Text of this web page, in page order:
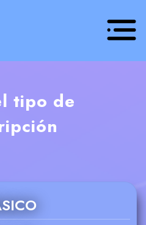
tipo de